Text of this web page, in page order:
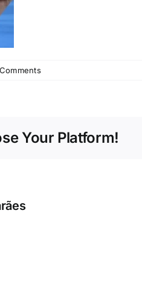
Your Platform!